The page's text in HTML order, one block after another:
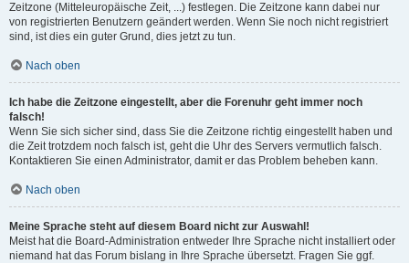
Zeitzone (Mitteleuropäische Zeit, ...) festlegen. Die Zeitzone kann dabei nur
von registrierten Benutzern geändert werden. Wenn Sie noch nicht registriert
sind, ist dies ein guter Grund, dies jetzt zu tun.
Nach oben
Ich habe die Zeitzone eingestellt, aber die Forenuhr geht immer noch
falsch!
Wenn Sie sich sicher sind, dass Sie die Zeitzone richtig eingestellt haben und
die Zeit trotzdem noch falsch ist, geht die Uhr des Servers vermutlich falsch.
Kontaktieren Sie einen Administrator, damit er das Problem beheben kann.
Nach oben
Meine Sprache steht auf diesem Board nicht zur Auswahl!
Meist hat die Board-Administration entweder Ihre Sprache nicht installiert oder
niemand hat das Forum bislang in Ihre Sprache übersetzt. Fragen Sie ggf.